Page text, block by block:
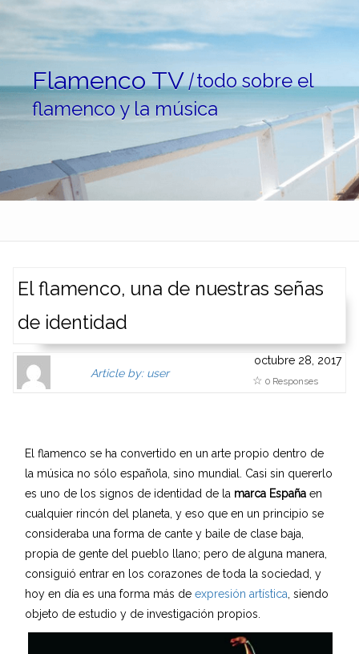
Skip to content
Flamenco TV|todo sobre el
flamenco y la música
El flamenco, una de nuestras señas
de identidad
Aut
hor
kabl
Article by: user
i
octubre 28, 2017
0 Responses
El flamenco se ha convertido en un arte propio dentro de
la música no sólo española, sino mundial. Casi sin quererlo
es uno de los signos de identidad de la marca España en
cualquier rincón del planeta, y eso que en un principio se
consideraba una forma de cante y baile de clase baja,
propia de gente del pueblo llano; pero de alguna manera,
consiguió entrar en los corazones de toda la sociedad, y
hoy en día es una forma más deexpresión artística, siendo
objeto de estudio y de investigación propios.